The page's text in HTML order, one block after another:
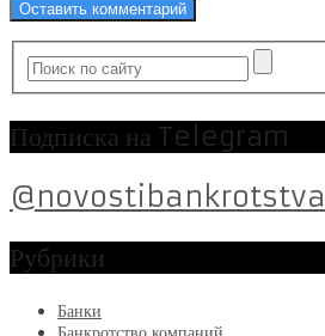
Подписка на Telegram
@novostibankrotstva
Рубрики
Банки